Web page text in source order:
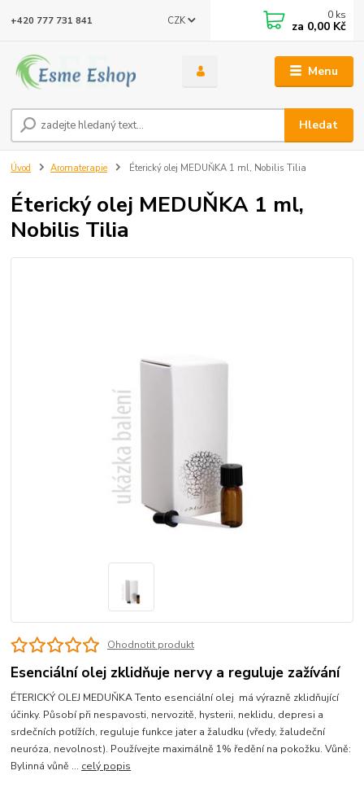
Menu
CZK
Hledat
+420 777 731 841 0 ks
za 0,00 Kč
Úvod Aromaterapie Éterický olej MEDUŇKA 1 ml, Nobilis Tilia
Éterický olej MEDUŇKA 1 ml,
Nobilis Tilia
Ohodnotit produkt
Esenciální olej zklidňuje nervy a reguluje zažívání
ÉTERICKÝ OLEJ MEDUŇKA Tento esenciální olej má výrazně zklidňující
účinky. Působí při nespavosti, nervozitě, hysterii, neklidu, depresi a
srdečních potížích, reguluje funkce jater a žaludku (vředy, žaludeční
neuróza, nevolnost). Používejte maximálně 1% ředění na pokožku. Vůně:
Bylinná vůně ... celý popis